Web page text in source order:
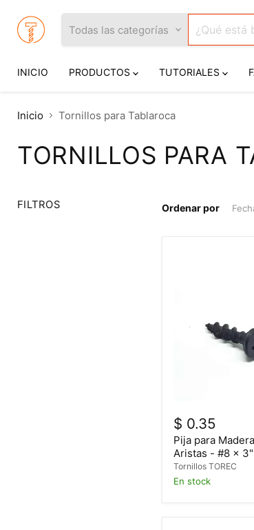
Todas las categorías
INICIO PRODUCTOS TUTORIALES
Inicio Tornillos para Tablaroca
TORNILLOS PARA
FILTROS Ordenar por
$ 0.35
Pija para
Aristas - #8 x 3"
Tornillos TOREC
En stock